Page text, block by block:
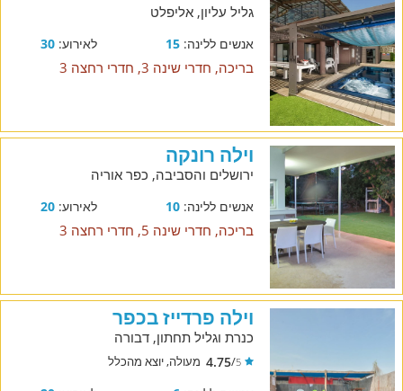
גליל עליון, אליפלט
אנשים ללינה:15 לאירוע:30
בריכה, חדרי שינה 3, חדרי רחצה 3
וילה רונקה
ירושלים והסביבה, כפר אוריה
אנשים ללינה:10 לאירוע:20
בריכה, חדרי שינה 5, חדרי רחצה 3
וילה פרדייז בכפר
כנרת וגליל תחתון, דבורה
5
/
4.75 מעולה, יוצא מהכלל